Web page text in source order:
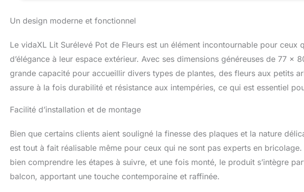
Un design moderne et fonctionnel
Le vidaXL Lit Surélevé Pot de Fleurs est un élément incontournable pour ceux
d’élégance à leur espace extérieur. Avec ses dimensions généreuses de 77
grande capacité pour accueillir divers types de plantes, des fleurs aux petits
assure à la fois durabilité et résistance aux intempéries, ce qui est essentiel
Facilité d’installation et de montage
Bien que certains clients aient souligné la finesse des plaques et la nature
est tout à fait réalisable même pour ceux qui ne sont pas experts en
bien comprendre les étapes à suivre, et une fois monté, le produit s’intègre
balcon, apportant une touche contemporaine et raffinée.